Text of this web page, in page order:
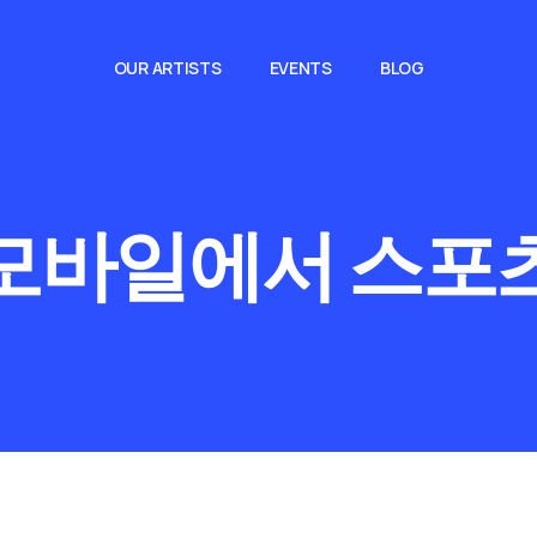
OUR ARTISTS EVENTS BLOG
바일에서 스포